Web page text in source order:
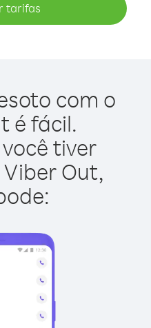
tarifas
com o
é fácil.
tiver
Out,